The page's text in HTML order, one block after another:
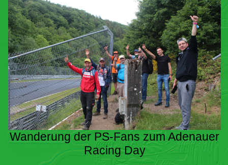
Wanderung der PS-Fans zum Adenauer
Racing Day